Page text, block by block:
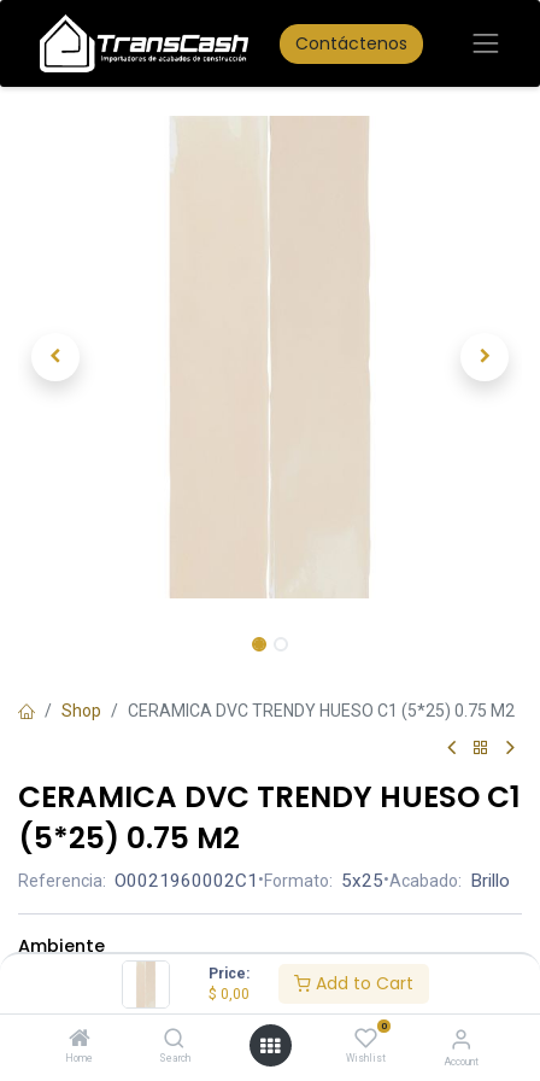
Price:
$ 0,00 Add to Cart
Home Search
0
Wishlist Account
Contáctenos
Shop CERAMICA DVC TRENDY HUESO C1 (5*25) 0.75 M2
CERAMICA DVC TRENDY HUESO C1
(5*25) 0.75 M2
Referencia: O0021960002C1 •Formato: 5x25•Acabado: Brillo
Ambiente